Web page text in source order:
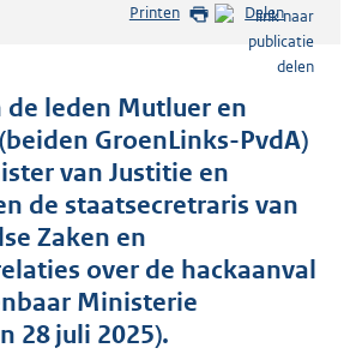
s
d
s
g
r
o
t
t
e
:
Printen Delen
de leden Mutluer en
GroenLinks-PvdA)
van Justitie en
de staatsecretraris van
Zaken en
over de hackaanval
Ministerie
28 juli 2025).